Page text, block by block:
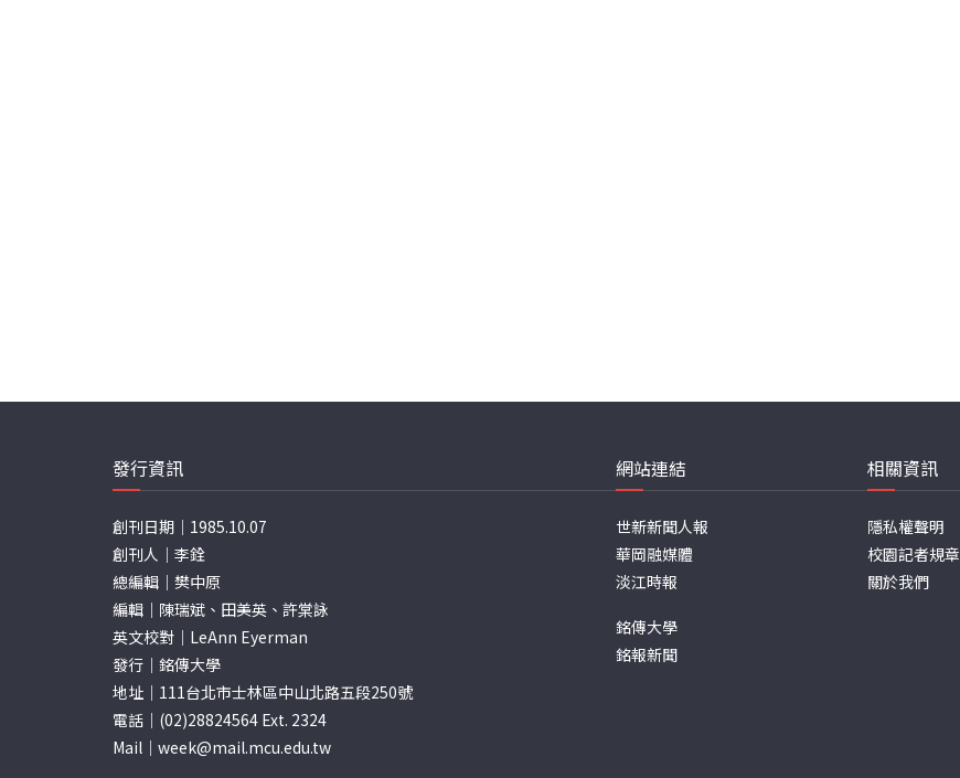
發行資訊
創刊日期｜1985.10.07
創刊人｜李銓
總編輯｜樊中原
編輯｜陳瑞斌、田美英、許棠詠
英文校對｜LeAnn Eyerman
發行｜銘傳大學
地址｜111台北市士林區中山北路五段250號
電話｜(02)28824564 Ext. 2324
Mail｜ week@mail.mcu.edu.tw
網站連結
世新新聞人報
華岡融媒體
淡江時報
銘傳大學
銘報新聞
相關資訊
隱私權聲明
校園記者規章
關於我們